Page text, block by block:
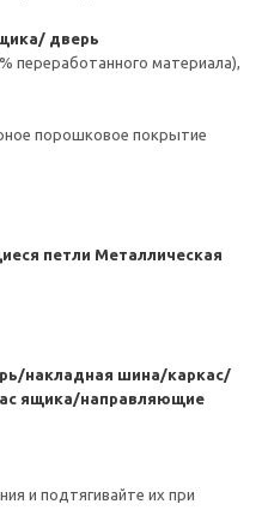
дверь
переработанного материала),
порошковое покрытие
петли Металлическая
накладная шина/каркас/
ящика/направляющие
и подтягивайте их при